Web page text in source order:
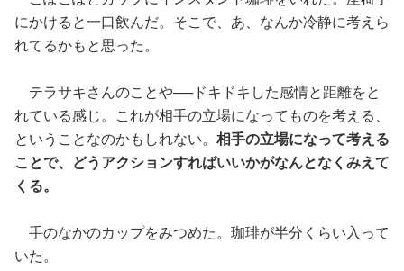
にかけると一口飲んだ。そこで、あ、なんか冷静に考えら
れてるかもと思った。
テラサキさんのことや──ドキドキした感情と距離をと
れている感じ。これが相手の立場になってものを考える、
ということなのかもしれない。 相手の立場になって考える
ことで、どうアクションすればいいかがなんとなくみえて
くる。
手のなかのカップをみつめた。珈琲が半分くらい入って
いた。